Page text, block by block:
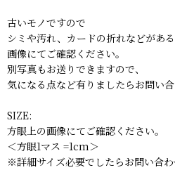
古いモノですので
シミや汚れ、カードの折れなどがある
画像にてご確認ください。
別写真もお送りできますので、
気になる点など有りましたらお問い合
SIZE:
方眼上の画像にてご確認ください。
＜方眼1マス =1cm＞
※詳細サイズ必要でしたらお問い合わ